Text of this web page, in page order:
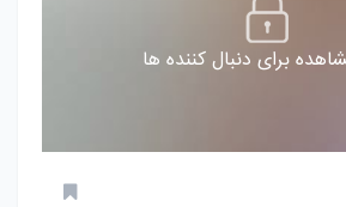
برای دنبال کننده ها